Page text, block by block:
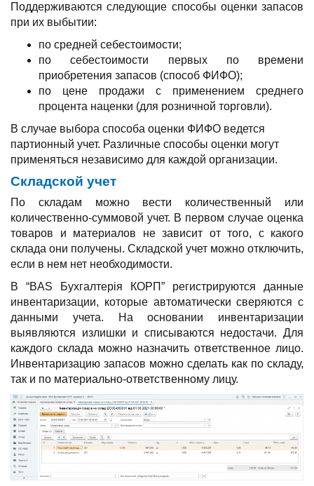
Поддерживаются следующие способы оценки запасов
при их выбытии:
по средней себестоимости;
по себестоимости первых по времени
приобретения запасов (способ ФИФО);
по цене продажи с применением среднего
процента наценки (для розничной торговли).
В случае выбора способа оценки ФИФО ведется
партионный учет. Различные способы оценки могут
применяться независимо для каждой организации.
Складской учет
По складам можно вести количественный или
количественно-суммовой учет. В первом случае оценка
товаров и материалов не зависит от того, с какого
склада они получены. Складской учет можно отключить,
если в нем нет необходимости.
В “BAS Бухгалтерія КОРП” регистрируются данные
инвентаризации, которые автоматически сверяются с
данными учета. На основании инвентаризации
выявляются излишки и списываются недостачи. Для
каждого склада можно назначить ответственное лицо.
Инвентаризацию запасов можно сделать как по складу,
так и по материально-ответственному лицу.